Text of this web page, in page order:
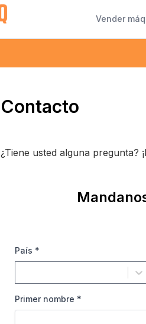
Vender
Contacto
¿Tiene usted alguna pregunta?
País *
Primer nombre *